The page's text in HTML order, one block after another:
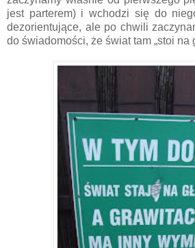
jest parterem) i wchodzi się do
dezorientujące, ale po chwili
do świadomości, że świat tam „stoi na